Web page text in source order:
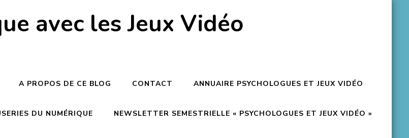
avec les Jeux Vidéo
A PROPOS DE CE BLOG CONTACT ANNUAIRE PSYCHOLOGUES ET JEUX VIDÉO
DU NUMÉRIQUE NEWSLETTER SEMESTRIELLE « PSYCHOLOGUES ET JEUX VIDÉO »